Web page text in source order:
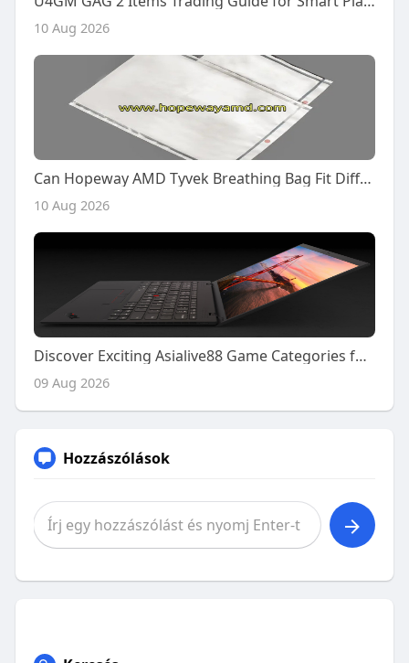
10 Aug 2026
Can Hopeway AMD Tyvek Breathing Bag Fit Different Workflows?
10 Aug 2026
Discover Exciting Asialive88 Game Categories for Everyone
09 Aug 2026
Hozzászólások